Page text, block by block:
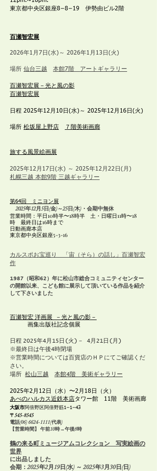
東京都中央区銀座8−8−19 伊勢由ビル2階
百瀬智宏展
2026年1月7日(水)～ 2026年1月13日(火)
場所 仙台三越 本館7階 アートギャラリー
百瀬智宏展－光と風の影
​​百瀬智宏展
日程 2025年12月10日(水)～ 2025年12月16日(火)
場所 松坂屋上野店 ７階美術画廊
​旅する風景絵画展
2025年12月17日(水) ～ 2025年12月22日(月)
札幌三越 本館9階 三越ギャラリー
第64回 ミニヨン展
2025年12月5日(金)～25日(木)・会期中無休
営業時間：平日10時半〜18時半 土・日曜日11時〜18
時 最終日は16時まで
日動画廊本店
東京都中央区銀座5-3-16
カルスポお宝巡り 「宙（そら）の話し」百瀬智宏
作
1987（昭和62）年に松山市総合コミュニティセンター
の開館以来、こども館に展示して頂いている作品を紹介
して下さいました
百瀬智宏 洋画展 －光と風の影－
画集出版社記念個展
日程 2025年4月15日(火)－ 4月21日(月)
※最終日は午後4時閉場
※営業時間については百貨店のＨＰにてご確認くだ
さい。
場所 松山三越 本館4階 美術ギャラリー
2025年2月12日（水）〜2月18日（火）
あべのハルカス近鉄本店タワー館 11階 美術画廊
大阪市阿倍野区阿倍野筋1−1−43
〒545-8545
電話(06)6624-1111(代表)
【営業時間】 午前10時→午後8時
鶴の来る町ミュージアムコレクション 写実絵画の
世界
に出品しました
会期：2025年2月19日(水) ～ 2025年3月30日(日)